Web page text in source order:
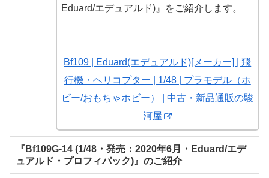
Eduard/エデュアルド)』をご紹介します。
Bf109 | Eduard(エデュアルド)[メーカー] | 飛
行機・ヘリコプター | 1/48 | プラモデル（ホ
ビー/おもちゃホビー） | 中古・新品通販の駿
河屋
『Bf109G-14 (1/48・発売：2020年6月・Eduard/エデ
ュアルド・プロフィパック)』のご紹介